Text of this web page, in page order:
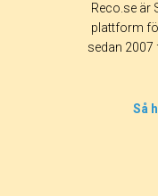
Reco.se är
plattform
sedan
Så